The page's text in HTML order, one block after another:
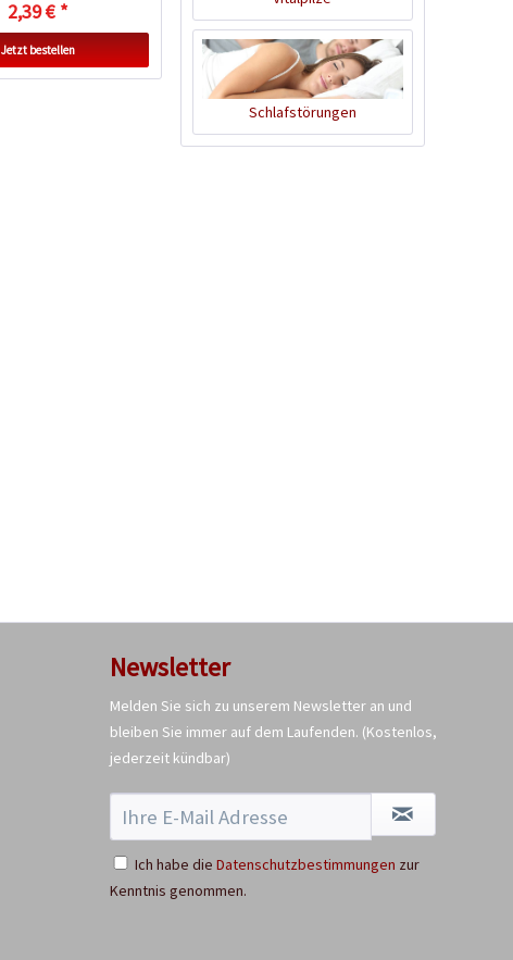
2,39 € *
Jetzt bestellen Nützlinge
Schlafstörungen
Newsletter
Melden Sie sich zu unserem Newsletter an und
bleiben Sie immer auf dem Laufenden. (Kostenlos,
jederzeit kündbar)
Ich habe die Datenschutzbestimmungen zur
Kenntnis genommen.